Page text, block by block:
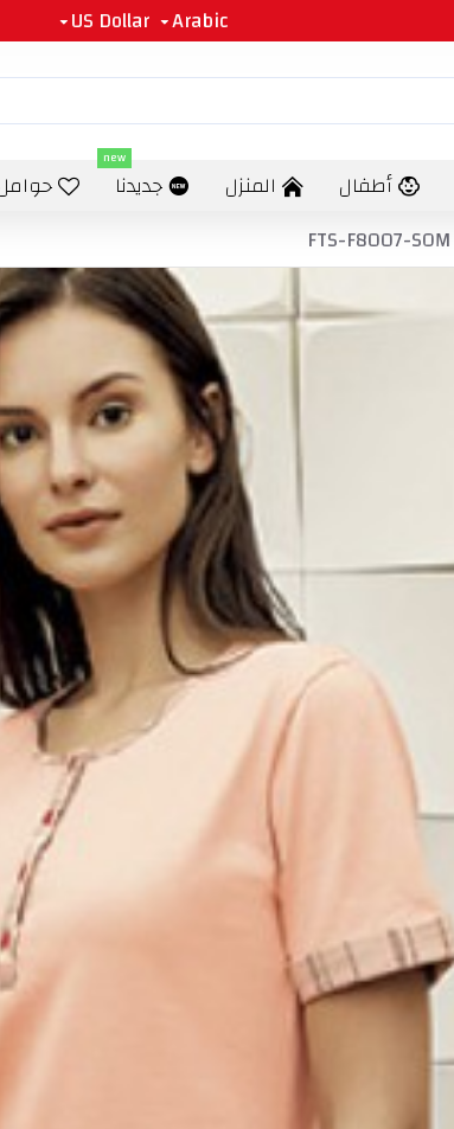
Arabic
US Dollar
أطفال المنزل جديدنا
new